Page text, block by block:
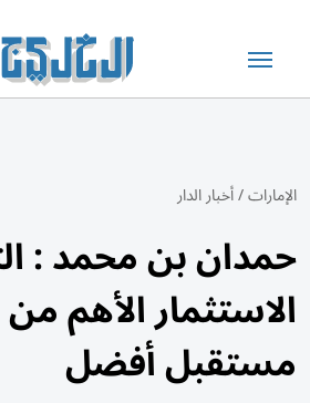
الإمارات/أخبار الدار
حمدان بن محمد :
الاستثمار الأهم
مستقبل أفضل